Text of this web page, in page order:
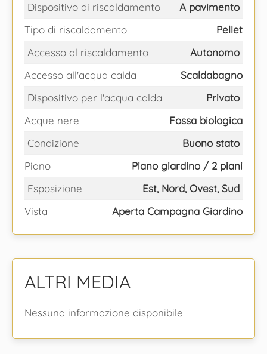
Dispositivo di riscaldamento
A pavimento
Tipo di riscaldamento
Pellet
Accesso al riscaldamento
Autonomo
Accesso all'acqua calda
Scaldabagno
Dispositivo per l'acqua calda
Privato
Acque nere
Fossa biologica
Condizione
Buono stato
Piano
Piano giardino / 2 piani
Esposizione
Est, Nord, Ovest, Sud
Vista
Aperta Campagna Giardino
ALTRI MEDIA
Nessuna informazione disponibile